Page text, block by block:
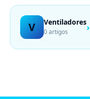
V Ventiladores
0 artigos ›